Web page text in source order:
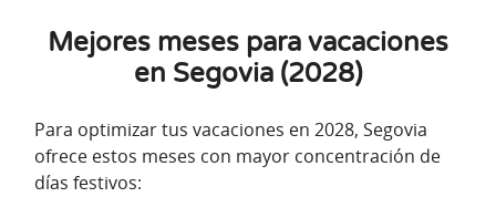
Mejores meses para vacaciones
en Segovia (2028)
Para optimizar tus vacaciones en 2028, Segovia
ofrece estos meses con mayor concentración de
días festivos: